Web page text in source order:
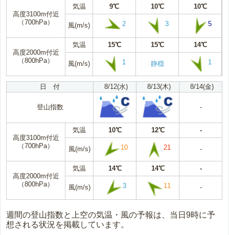
高度3100m付近
（700hPa）
気温 9℃ 10℃ 10℃
風(m/s) 2 3 5
高度2000m付近
（800hPa）
気温 15℃ 15℃ 14℃
風(m/s) 1 静穏 1
日 付 8/12(水) 8/13(木) 8/14(金)
登山指数 -
高度3100m付近
（700hPa）
気温 10℃ 12℃ -
風(m/s) 10 21 -
高度2000m付近
（800hPa）
気温 14℃ 14℃ -
風(m/s) 3 11 -
週間の登山指数と上空の気温・風の予報は、当日9時に予
想される状況を掲載しています。